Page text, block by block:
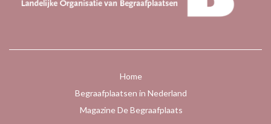
Home
Begraafplaatsen in Nederland
Magazine De Begraafplaats